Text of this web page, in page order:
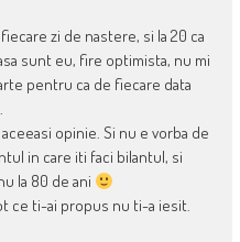
zi de nastere, si la 20 ca
sunt eu, fire optimista, nu mi
pentru ca de fiecare data
opinie. Si nu e vorba de
in care iti faci bilantul, si
la 80 de ani
ce ti-ai propus nu ti-a iesit.